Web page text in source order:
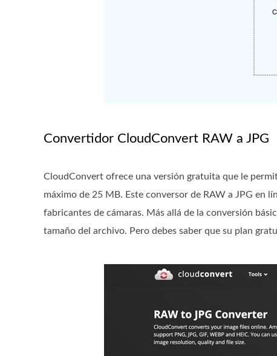
Convertidor CloudConvert RAW a JPG
CloudConvert ofrece una versión gratuita que le
máximo de 25 MB. Este conversor de RAW a JPG en
fabricantes de cámaras. Más allá de la conversión
tamaño del archivo. Pero debes saber que su plan